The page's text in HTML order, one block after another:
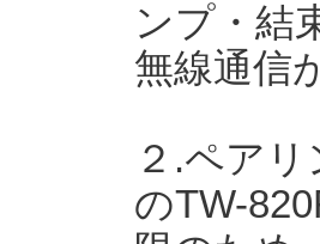
ンプ・結
無線通信
２.ペア
のTW-